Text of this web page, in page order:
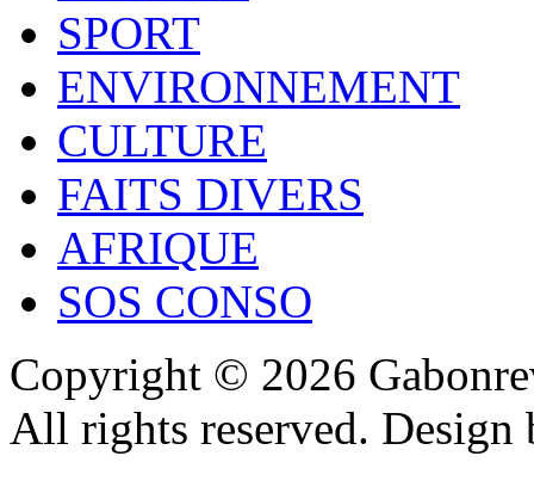
SPORT
ENVIRONNEMENT
CULTURE
FAITS DIVERS
AFRIQUE
SOS CONSO
Copyright © 2026
All rights reserved.